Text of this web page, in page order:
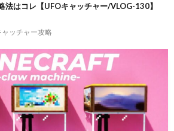
法はコレ【UFOキャッチャー/VLOG-130】
ャッチャー攻略